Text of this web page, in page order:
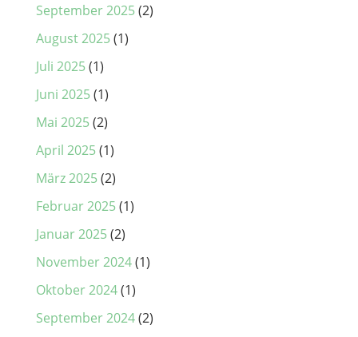
September 2025(2)
August 2025(1)
Juli 2025(1)
Juni 2025(1)
Mai 2025(2)
April 2025(1)
März 2025(2)
Februar 2025(1)
Januar 2025(2)
November 2024(1)
Oktober 2024(1)
September 2024(2)